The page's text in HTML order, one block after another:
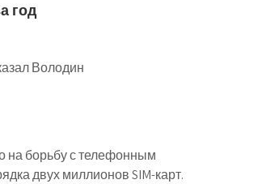
год
Володин
на борьбу с телефонным
двух миллионов SIM-карт.